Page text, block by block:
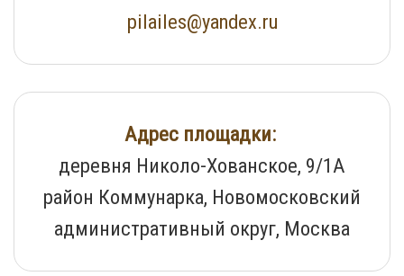
pilailes@yandex.ru
Адрес площадки:
деревня Николо-Хованское, 9/1А
район Коммунарка, Новомосковский
административный округ, Москва